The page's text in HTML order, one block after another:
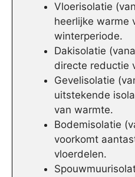
Vloerisolatie
heerlijke warme
winterperiode.
Dakisolatie
directe reductie
Gevelisolatie
uitstekende
van warmte.
Bodemisolatie
voorkomt
vloerdelen.